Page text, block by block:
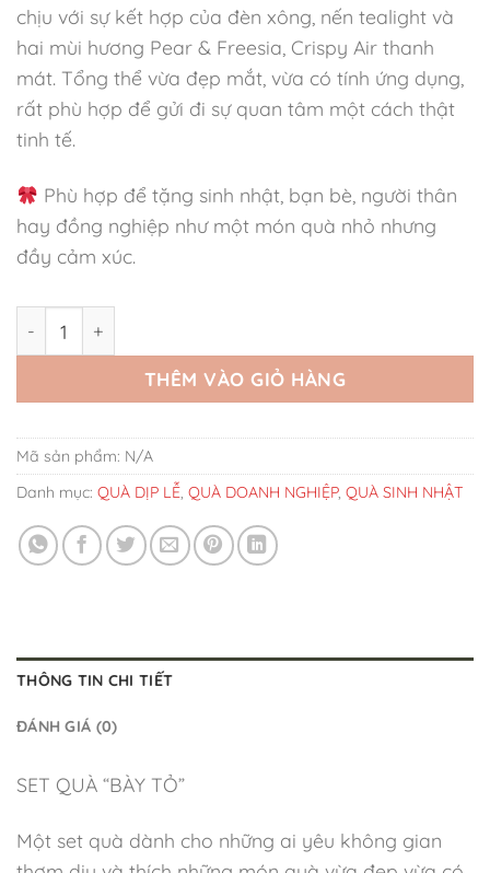
chịu với sự kết hợp của đèn xông, nến tealight và
hai mùi hương Pear & Freesia, Crispy Air thanh
mát. Tổng thể vừa đẹp mắt, vừa có tính ứng dụng,
rất phù hợp để gửi đi sự quan tâm một cách thật
tinh tế.
Phù hợp để tặng sinh nhật, bạn bè, người thân
hay đồng nghiệp như một món quà nhỏ nhưng
đầy cảm xúc.
THÊM VÀO GIỎ HÀNG
Mã sản phẩm: N/A
Danh mục: QUÀ DỊP LỄ, QUÀ DOANH NGHIỆP, QUÀ SINH NHẬT
THÔNG TIN CHI TIẾT
ĐÁNH GIÁ (0)
SET QUÀ “BÀY TỎ”
Một set quà dành cho những ai yêu không gian